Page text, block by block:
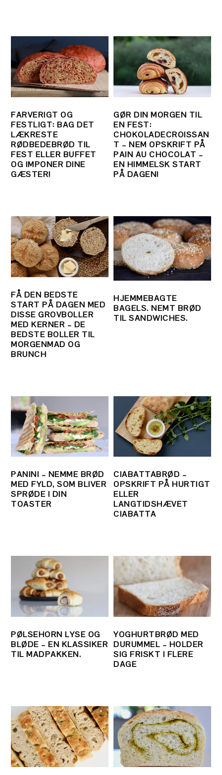
FARVERIGT OG
FESTLIGT: BAG DET
LÆKRESTE
RØDBEDEBRØD TIL
FEST ELLER BUFFET
OG IMPONER DINE
GÆSTER!
GØR DIN MORGEN TIL
EN FEST:
CHOKOLADECROISSAN
T – NEM OPSKRIFT PÅ
PAIN AU CHOCOLAT –
EN HIMMELSK START
PÅ DAGEN!
FÅ DEN BEDSTE
START PÅ DAGEN MED
DISSE GROVBOLLER
MED KERNER – DE
BEDSTE BOLLER TIL
MORGENMAD OG
BRUNCH
HJEMMEBAGTE
BAGELS. NEMT BRØD
TIL SANDWICHES.
PANINI – NEMME BRØD
MED FYLD, SOM BLIVER
SPRØDE I DIN
TOASTER
CIABATTABRØD –
OPSKRIFT PÅ HURTIGT
ELLER
LANGTIDSHÆVET
CIABATTA
PØLSEHORN LYSE OG
BLØDE – EN KLASSIKER
TIL MADPAKKEN.
YOGHURTBRØD MED
DURUMMEL – HOLDER
SIG FRISKT I FLERE
DAGE